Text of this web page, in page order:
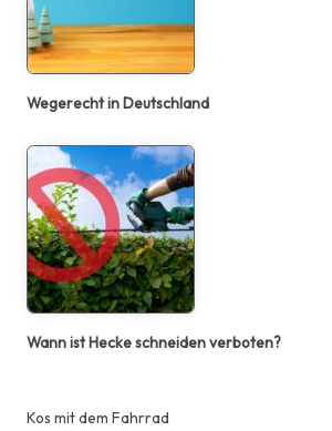
Wegerecht in Deutschland
Wann ist Hecke schneiden verboten?
Kos mit dem Fahrrad